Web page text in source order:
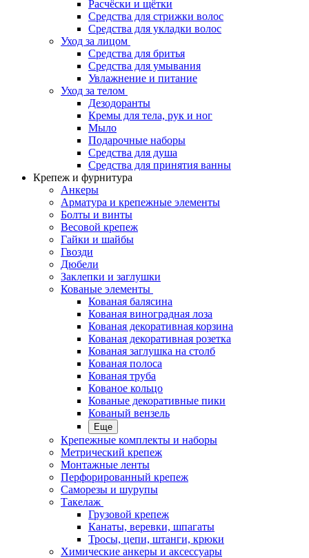
Расчёски и щётки
Средства для стрижки волос
Средства для укладки волос
Уход за лицом
Средства для бритья
Средства для умывания
Увлажнение и питание
Уход за телом
Дезодоранты
Кремы для тела, рук и ног
Мыло
Подарочные наборы
Средства для душа
Средства для принятия ванны
Крепеж и фурнитура
Анкеры
Арматура и крепежные элементы
Болты и винты
Весовой крепеж
Гайки и шайбы
Гвозди
Дюбели
Заклепки и заглушки
Кованые элементы
Кованая балясина
Кованая виноградная лоза
Кованая декоративная корзина
Кованая декоративная розетка
Кованая заглушка на столб
Кованая полоса
Кованая труба
Кованое кольцо
Кованые декоративные пики
Кованый вензель
Еще
Крепежные комплекты и наборы
Метрический крепеж
Монтажные ленты
Перфорированный крепеж
Саморезы и шурупы
Такелаж
Грузовой крепеж
Канаты, веревки, шпагаты
Тросы, цепи, штанги, крюки
Химические анкеры и аксессуары